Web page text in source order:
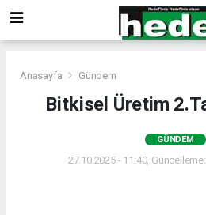
Anasayfa Gündem
Bitkisel Üretim
GÜNDEM
27.10.2025 - 11:40,